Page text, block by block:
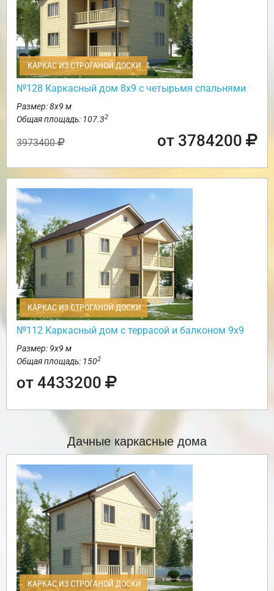
КАРКАС ИЗ СТРОГАНОЙ ДОСКИ
№128 Каркасный дом 8х9 с четырьмя спальнями
Размер: 8х9 м
Общая площадь: 107.32
3973400 от 3784200
КАРКАС ИЗ СТРОГАНОЙ ДОСКИ
№112 Каркасный дом с террасой и балконом 9х9
Размер: 9х9 м
Общая площадь: 1502
от 4433200
Дачные каркасные дома
КАРКАС ИЗ СТРОГАНОЙ ДОСКИ